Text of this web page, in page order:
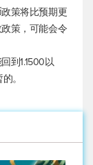
策将比预期更
策，可能会令
到1.1500以
。